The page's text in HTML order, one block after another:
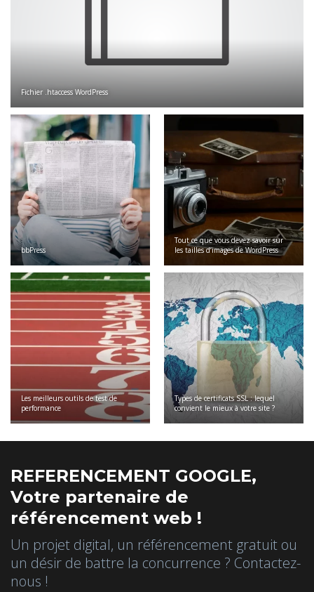
Fichier .htaccess WordPress
bbPress
Tout ce que vous devez savoir sur
les tailles d’images de WordPress
Les meilleurs outils de test de
performance
Types de certificats SSL : lequel
convient le mieux à votre site ?
REFERENCEMENT GOOGLE,
Votre partenaire de
référencement web !
Un projet digital, un référencement gratuit ou
un désir de battre la concurrence ? Contactez-
nous !